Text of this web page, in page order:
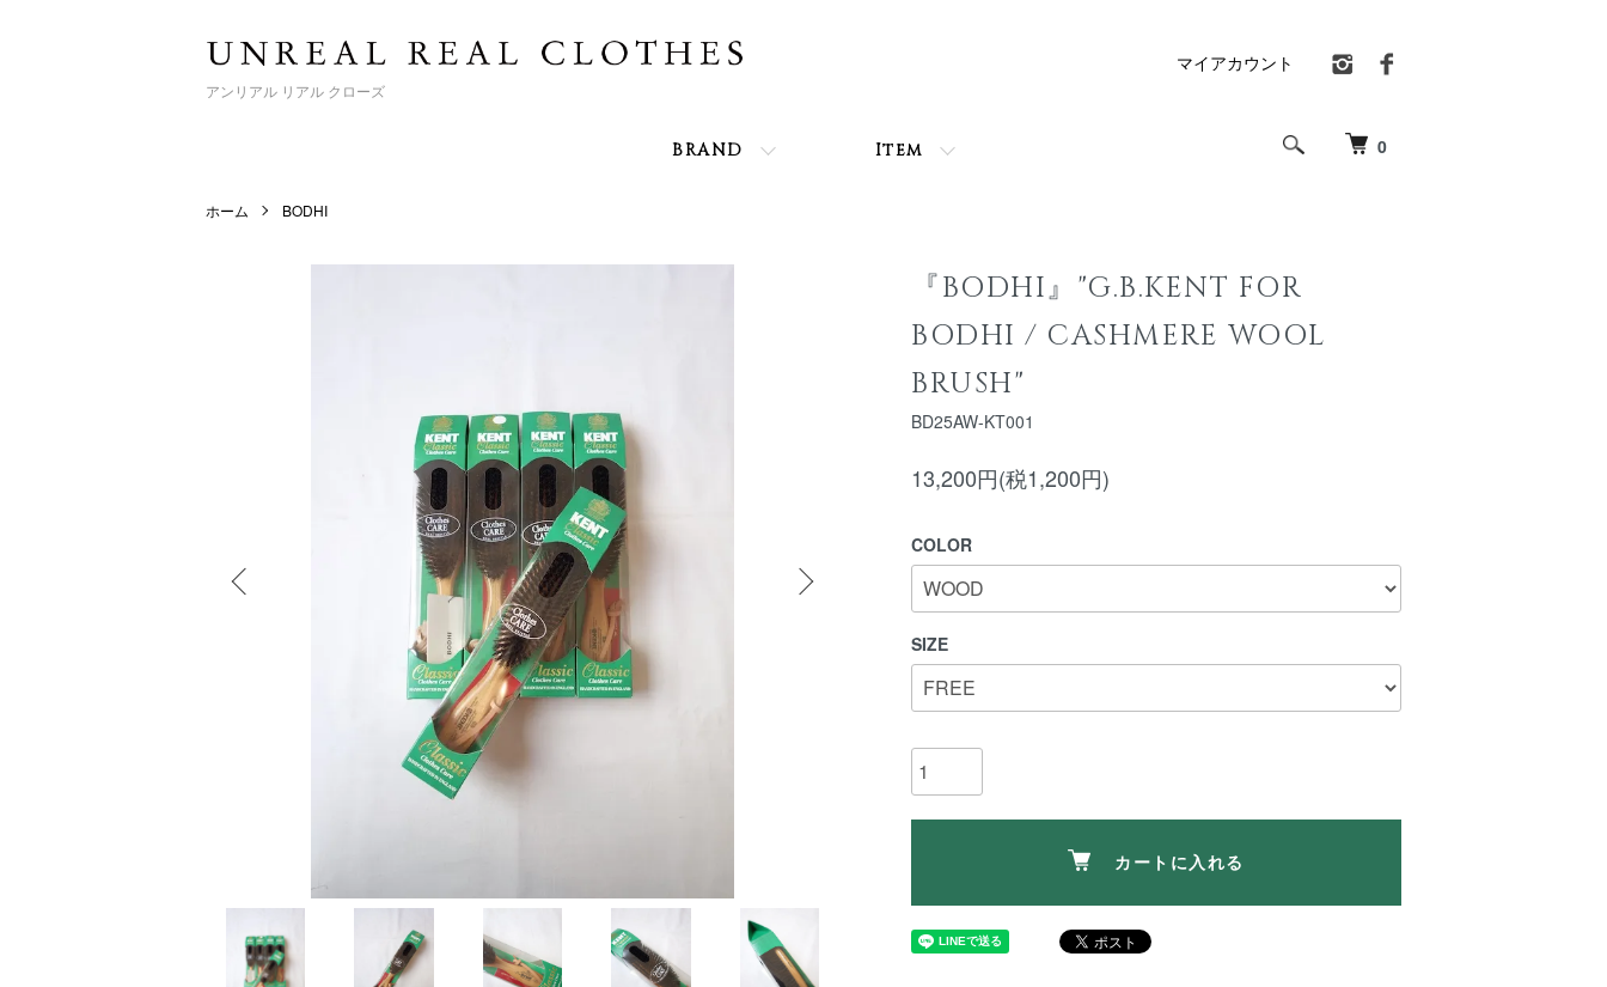
アンリアル リアル クローズ
0
BRAND Item
マイアカウント
ホーム BODHI
『BODHI』"G.B.KENT FOR
BODHI / CASHMERE WOOL
BRUSH"
BD25AW-KT001
13,200円(税1,200円)
COLOR
SIZE
カートに入れる